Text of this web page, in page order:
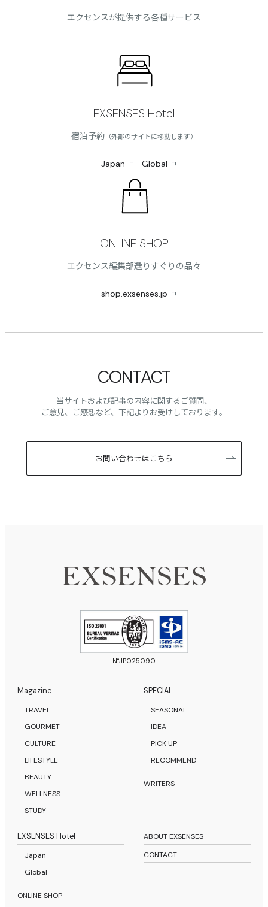
エクセンスが提供する各種サービス
EXSENSES Hotel
宿泊予約 （外部のサイトに移動します）
Japan Global
ONLINE SHOP
エクセンス編集部選りすぐりの品々
shop.exsenses.jp
CONTACT
当サイトおよび記事の内容に関するご質問、
ご意見、ご感想など、下記よりお受けしております。
お問い合わせはこちら
N°JP025090
Magazine
TRAVEL
GOURMET
CULTURE
LIFESTYLE
BEAUTY
WELLNESS
STUDY
SPECIAL
SEASONAL
IDEA
PICK UP
RECOMMEND
WRITERS
EXSENSES Hotel
Japan
Global
ONLINE SHOP
ABOUT EXSENSES
CONTACT